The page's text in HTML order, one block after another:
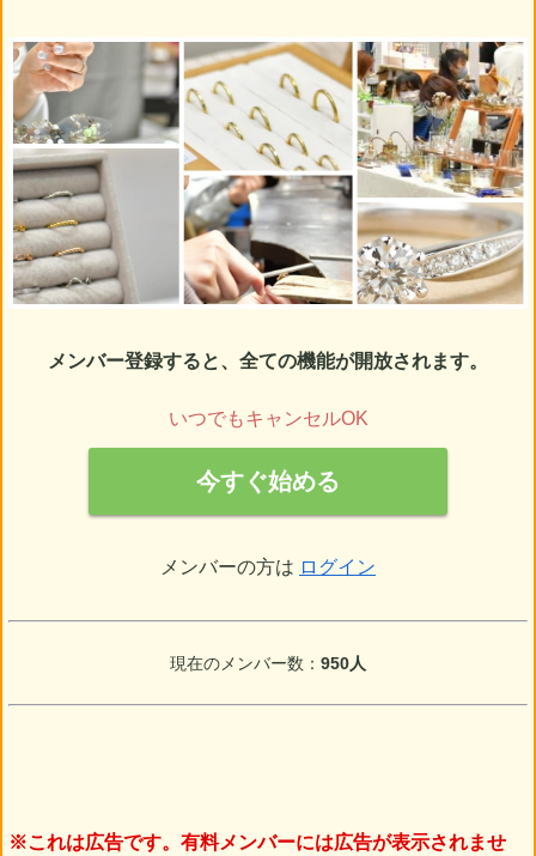
メンバー登録すると、全ての機能が開放されます。
いつでもキャンセルOK
今すぐ始める
メンバーの方は ログイン
現在のメンバー数： 950人
※これは広告です。有料メンバーには広告が表示されませ